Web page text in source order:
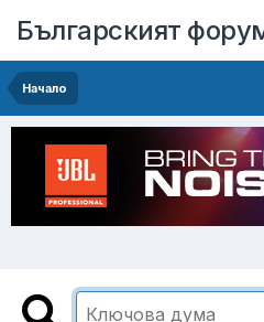
Българският
Начало